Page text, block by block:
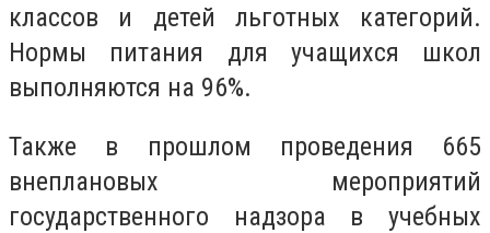
классов и детей льготных категорий.
Нормы питания для учащихся школ
выполняются на 96%.
Также в прошлом проведения 665
внеплановых мероприятий
государственного надзора в учебных